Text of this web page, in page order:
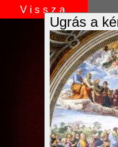
Ugrás a
Vissza